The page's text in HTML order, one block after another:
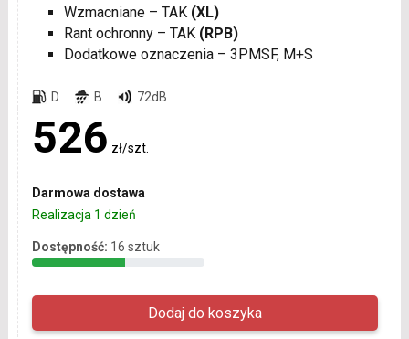
Wzmacniane – TAK (XL)
Rant ochronny – TAK (RPB)
Dodatkowe oznaczenia – 3PMSF, M+S
D B 72dB
526 zł/szt.
Darmowa dostawa
Realizacja 1 dzień
Dostępność: 16 sztuk